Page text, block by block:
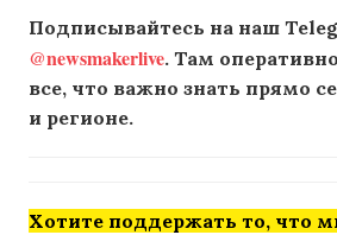
Подписывайтесь на наш
@newsmakerlive. Там
все, что важно знать прямо
и регионе.
Хотите поддержать то, что